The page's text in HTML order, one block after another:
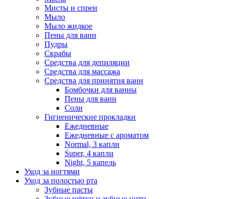
Мисты и спреи
Мыло
Мыло жидкое
Пены для ванн
Пудры
Скрабы
Средства для депиляции
Средства для массажа
Средства для принятия ванн
Бомбочки для ванны
Пены для ванн
Соли
Гигиенические прокладки
Ежедневные
Ежедневные с ароматом
Normal, 3 капли
Super, 4 капли
Night, 5 капель
Уход за ногтями
Уход за полостью рта
Зубные пасты